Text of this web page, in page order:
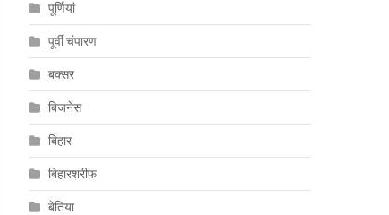
पूर्णियां
पूर्वी चंपारण
बक्सर
बिजनेस
बिहार
बिहारशरीफ
बेतिया